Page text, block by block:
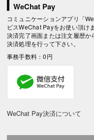
WeChat Pay
コミュニケーションアプリ「
ビスWeChat Payをお使い頂けま
決済完了画面または注文履歴か
決済処理を行って下さい。
事務手数料：0円
WeChat Pay決済について